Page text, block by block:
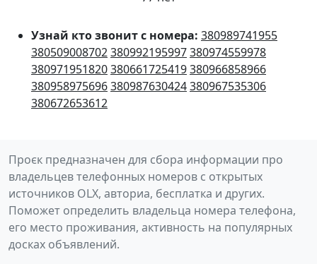
Узнай кто звонит с номера: 380989741955
380509008702380992195997380974559978
380971951820380661725419380966858966
380958975696380987630424380967535306
380672653612
Проєк предназначен для сбора информации про
владельцев телефонных номеров с открытых
источников OLX, авториа, бесплатка и других.
Поможет определить владельца номера телефона,
его место проживания, активность на популярных
досках объявлений.